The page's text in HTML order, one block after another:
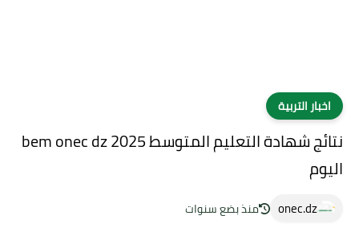
اخبار التربية
نتائج شهادة التعليم المتوسط 2025 bem onec dz
اليوم
onec.dz منذ بضع سنوات